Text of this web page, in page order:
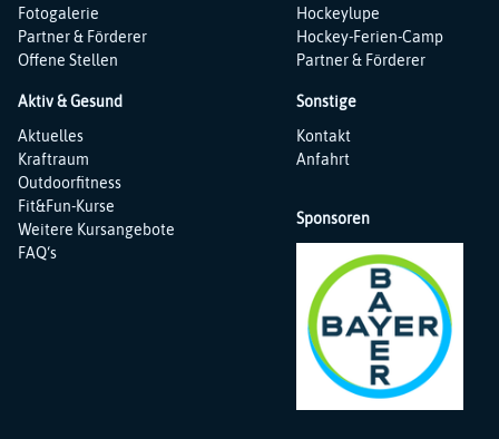
Fotogalerie
Partner & Förderer
Offene Stellen
Hockeylupe
Hockey-Ferien-Camp
Partner & Förderer
Aktiv & Gesund
Navigation
überspringen
Aktuelles
Kraftraum
Outdoorfitness
Fit&Fun-Kurse
Weitere Kursangebote
FAQ‘s
Sonstige
Navigation
überspringen
Kontakt
Anfahrt
Sponsoren